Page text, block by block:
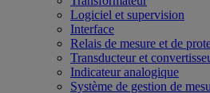
Logiciel et supervision
Interface
Relais de mesure et de
Transducteur et
Indicateur analogique
Système de gestion de